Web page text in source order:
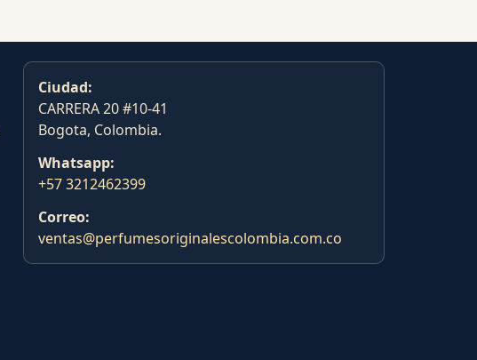
Ciudad:
CARRERA 20 #10-41
Bogota, Colombia.
Whatsapp:
+57 3212462399
Correo:
ventas@perfumesoriginalescolombia.com.co